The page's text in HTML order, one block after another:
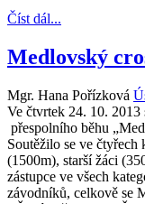
Číst dál...
Medlovský
Mgr. Hana Pořízková
Ve čtvrtek 24. 10. 2013
přespolního běhu
Soutěžilo se ve čtyřech
(1500m), starší žáci
zástupce ve všech
závodníků, celkově se